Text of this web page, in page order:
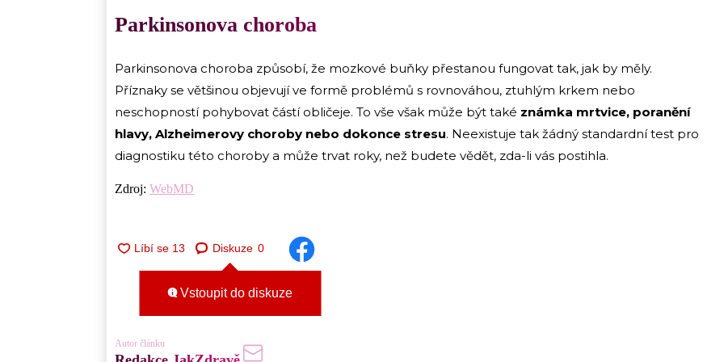
Parkinsonova choroba
Parkinsonova choroba způsobí, že mozkové buňky přestanou fungovat tak, jak by měly.
Příznaky se většinou objevují ve formě problémů s rovnováhou, ztuhlým krkem nebo
neschopností pohybovat částí obličeje. To vše však může být také známka mrtvice, poranění
hlavy, Alzheimerovy choroby nebo dokonce stresu. Neexistuje tak žádný standardní test pro
diagnostiku této choroby a může trvat roky, než budete vědět, zda-li vás postihla.
Zdroj: WebMD
Diskuze 0
Vstoupit do diskuze
Autor článku